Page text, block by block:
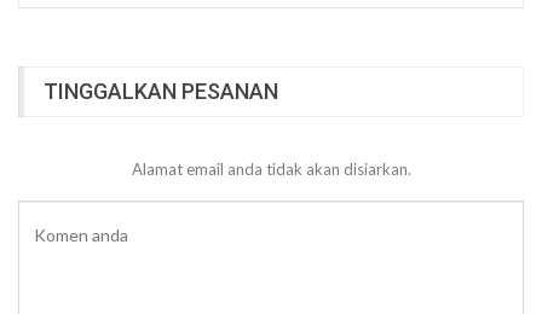
TINGGALKAN PESANAN
Alamat email anda tidak akan disiarkan.